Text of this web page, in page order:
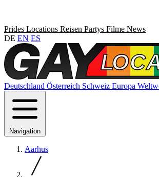
Prides Locations Reisen Partys Filme News
DE EN ES
Deutschland Österreich Schweiz Europa
Navigation
Aarhus